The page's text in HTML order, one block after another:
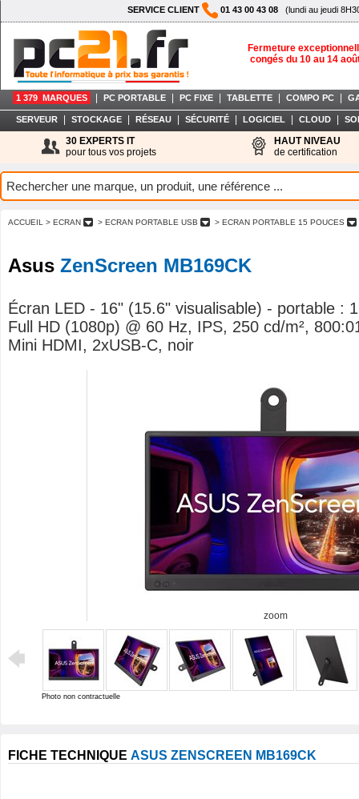
SERVICE CLIENT 01 43 00 43 08 (lundi au jeudi
Fermeture
congés du 10 au 14
1 379 MARQUES PC PORTABLE PC FIXE TABLETTE COMPO PC
SERVEUR STOCKAGE RÉSEAU SÉCURITÉ LOGICIEL CLOUD
30 EXPERTS IT
pour tous vos projets
HAUT NIVEAU
de certification
ACCUEIL > ECRAN > ECRAN PORTABLE USB > ECRAN PORTABLE 15 POUCES
Asus ZenScreen MB169CK
Écran LED - 16" (15.6" visualisable) - portable :
Full HD (1080p) @ 60 Hz, IPS, 250 cd/m²,
Mini HDMI, 2xUSB-C, noir
zoom
Photo non contractuelle
FICHE TECHNIQUE ASUS ZENSCREEN MB169CK